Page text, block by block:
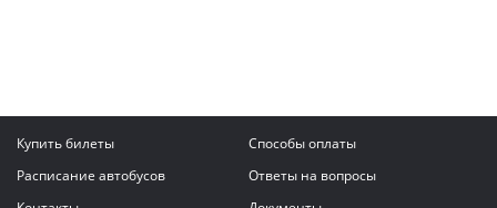
Купить билеты
Способы оплаты
Расписание автобусов
Ответы на вопросы